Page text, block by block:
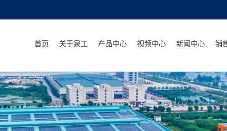
首页 关于泉工 产品中心 视频中心 新闻中心 销